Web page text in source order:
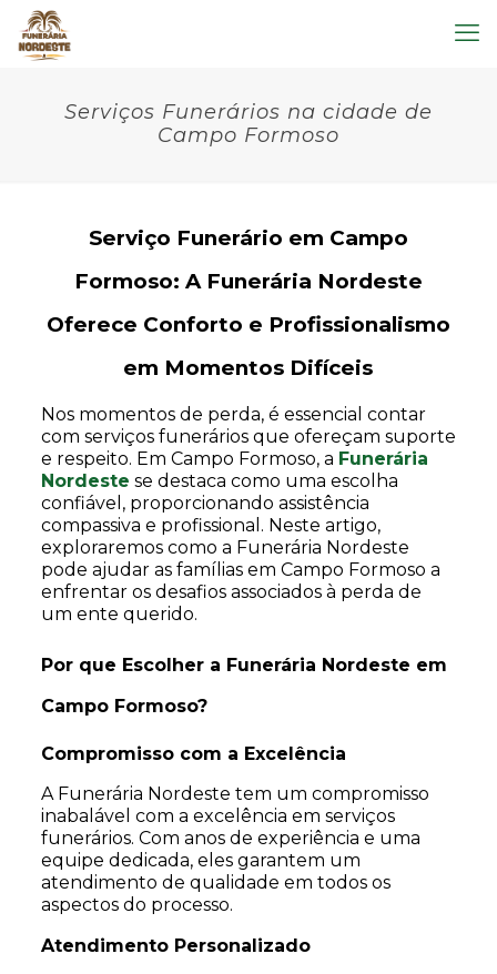
Serviços Funerários na cidade de
Campo Formoso
Serviço Funerário em Campo
Formoso: A Funerária Nordeste
Oferece Conforto e Profissionalismo
em Momentos Difíceis
Nos momentos de perda, é essencial contar
com serviços funerários que ofereçam suporte
e respeito. Em Campo Formoso, a Funerária
Nordeste se destaca como uma escolha
confiável, proporcionando assistência
compassiva e profissional. Neste artigo,
exploraremos como a Funerária Nordeste
pode ajudar as famílias em Campo Formoso a
enfrentar os desafios associados à perda de
um ente querido.
Por que Escolher a Funerária Nordeste em
Campo Formoso?
Compromisso com a Excelência
A Funerária Nordeste tem um compromisso
inabalável com a excelência em serviços
funerários. Com anos de experiência e uma
equipe dedicada, eles garantem um
atendimento de qualidade em todos os
aspectos do processo.
Atendimento Personalizado